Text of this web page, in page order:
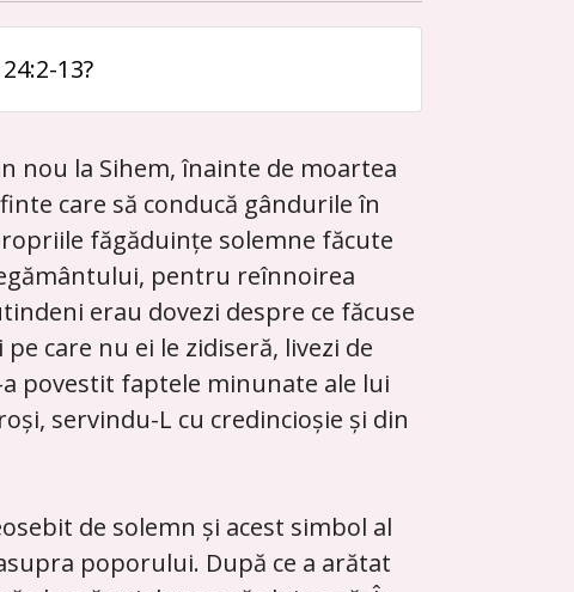
13?
nou la Sihem, înainte de moartea
care să conducă gândurile în
făgăduințe solemne făcute
pentru reînnoirea
erau dovezi despre ce făcuse
care nu ei le zidiseră, livezi de
povestit faptele minunate ale lui
servindu-L cu credincioșie și din
de solemn și acest simbol al
poporului. După ce a arătat